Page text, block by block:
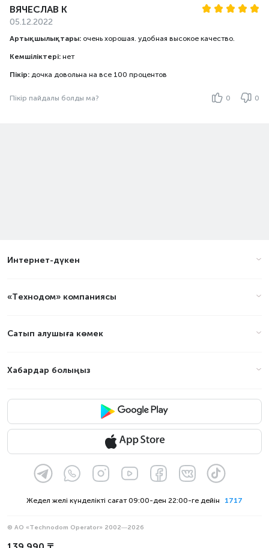
ВЯЧЕСЛАВ К
05.12.2022
Артықшылықтары: очень хорошая. удобная высокое качество.
Кемшіліктері: нет
Пікір: дочка довольна на все 100 процентов
Пікір пайдалы болды ма? 0 0
Интернет-дүкен
«Технодом» компаниясы
Сатып алушыға көмек
Хабардар болыңыз
1717
Жедел желі күнделікті сағат 09:00-ден 22:00-ге дейін
© АО «Technodom Operator» 2002—2026